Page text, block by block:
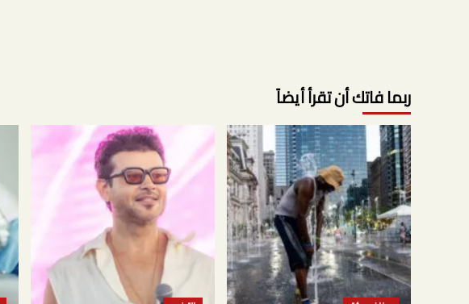
ربما فاتك أن تقرأ أيضاً